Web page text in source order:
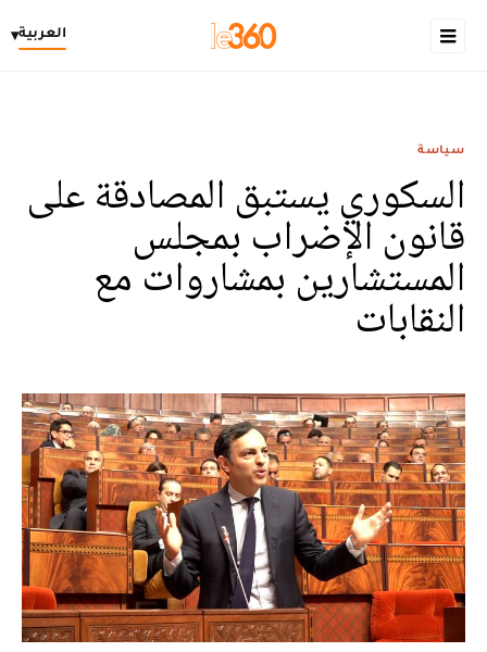
العربية▾
سياسة
السكوري يستبق المصادقة على
قانون الإضراب بمجلس
المستشارين بمشاروات مع
النقابات